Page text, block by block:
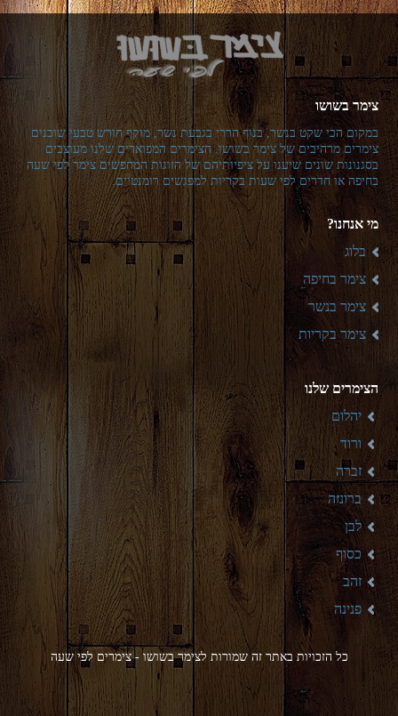
צימר בשושו
במקום הכי שקט בנשר, בנוף הררי בגבעת נשר, מוקף חורש טבעי שוכנים
צימרים מרהיבים של צימר בשושו. הצימרים המפוארים שלנו מעוצבים
בסגנונות שונים שיענו על ציפיותיהם של הזוגות המחפשים צימר לפי שעה
בחיפה או חדרים לפי שעות בקריות למפגשים רומנטיים.
מי אנחנו?
בלוג
צימר בחיפה
צימר בנשר
צימר בקריות
הצימרים שלנו
יהלום
ורוד
זברה
ברונזה
לבן
כסוף
זהב
פנינה
כל הזכויות באתר זה שמורות לצימר בשושו - צימרים לפי שעה